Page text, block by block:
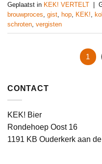
Geplaatst in KEK! VERTELT |
brouwproces gist hop KEK!
schroten vergisten
1
CONTACT
KEK! Bier
Rondehoep Oost 16
1191 KB Ouderkerk aan de